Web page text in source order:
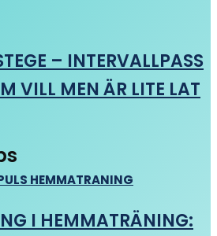
– INTERVALLPASS
VILL MEN ÄR LITE LAT
I HEMMATRÄNING: